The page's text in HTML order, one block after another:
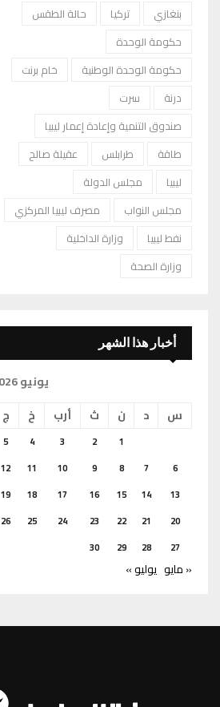
بنغازي
تركيا
حالة الطقس
حكومة الوحدة
حكومة الوحدة الوطنية
خام برنت
درنة
سرت
صندوق التنمية وإعادة إعمار ليبيا
طاقة
طرابلس
عقيلة صالح
ليبيا
مجلس الدولة
مجلس النواب
مصرف ليبيا المركزي
نفط ليبيا
وزارة الداخلية
وزارة الصحة
أخبار هذا الشهر
يونيو 2026
س
د ن ث أرب خ ج
1
2
3
4
5
6
7
8
9
10
11
12
13
14
15
16
17
18
19
20
21
22
23
24
25
26
27
28
29
30
« مايو يوليو »